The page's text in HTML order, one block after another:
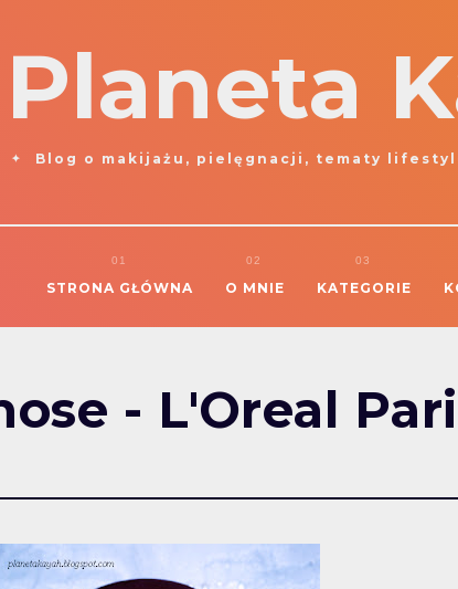
Planeta
Blog o makijażu, pielęgnacji, tematy
STRONA GŁÓWNA O MNIE KATEGORIE
- L'Oreal